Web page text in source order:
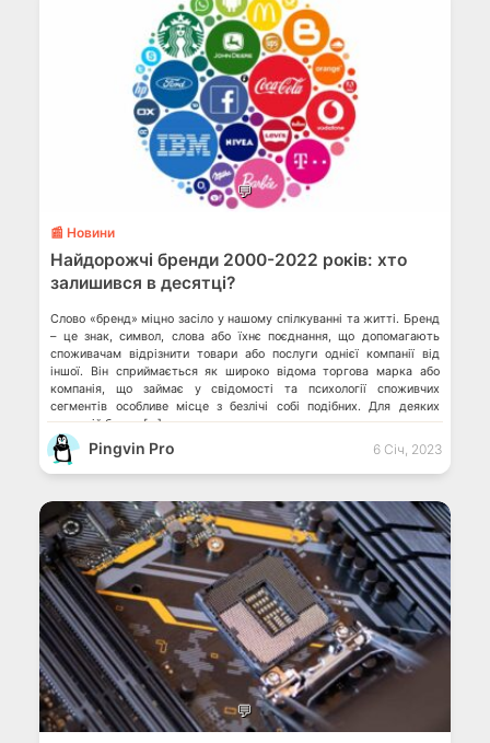
💬
📰 Новини
Найдорожчі бренди 2000-2022 років: хто
залишився в десятці?
Слово «бренд» міцно засіло у нашому спілкуванні та житті. Бренд
– це знак, символ, слова або їхнє поєднання, що допомагають
споживачам відрізнити товари або послуги однієї компанії від
іншої. Він сприймається як широко відома торгова марка або
компанія, що займає у свідомості та психології споживчих
сегментів особливе місце з безлічі собі подібних. Для деяких
компаній бренд […]
Pingvin Pro 6 Січ, 2023
💬